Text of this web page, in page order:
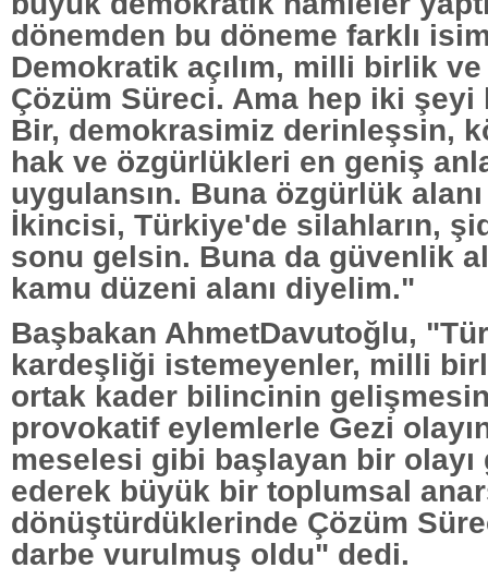
dönemden bu döneme farklı
Demokratik açılım, milli birlik
Çözüm Süreci. Ama hep iki şeyi
Bir, demokrasimiz derinleşsin,
hak ve özgürlükleri en geniş
uygulansın. Buna özgürlük
İkincisi, Türkiye'de silahların,
sonu gelsin. Buna da güvenlik
kamu düzeni alanı diyelim."
Başbakan AhmetDavutoğlu,
kardeşliği istemeyenler, milli
ortak kader bilincinin
provokatif eylemlerle Gezi
meselesi gibi başlayan bir
ederek büyük bir toplumsal
dönüştürdüklerinde Çözüm
darbe vurulmuş oldu" dedi.